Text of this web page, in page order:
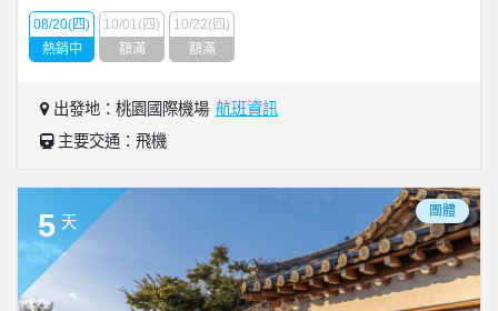
08/20(四)
熱銷中
10/01(四)
額滿
10/22(四)
額滿
出發地：桃園國際機場 航班資訊
主要交通：飛機
5 天
團體